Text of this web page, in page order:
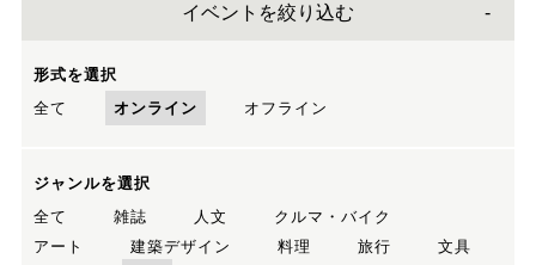
イベントを絞り込む
形式を選択
全て
オンライン オフライン
ジャンルを選択
全て
雑誌 人文
クルマ・バイク
アート
建築デザイン 料理 旅行
文具